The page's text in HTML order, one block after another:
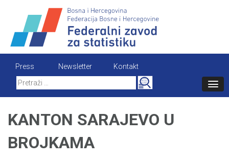
content
Press Newsletter
Kontakt
Search
for:
KANTON SARAJEVO U
BROJKAMA